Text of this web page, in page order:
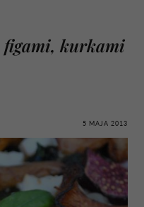
figami, kurkami
5 MAJA 2013